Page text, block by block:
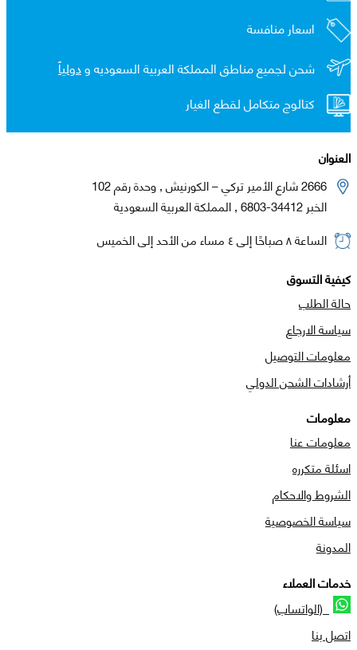
اسعار منافسة
شحن لجميع مناطق المملكة العربية السعوديه ودولياً
كتالوج متكامل لقطع الغيار
العنوان
2666 شارع الأمير تركي – الكورنيش , وحدة رقم 102
الخبر 34412-6803 , المملكة العربية السعودية
الساعة ٨ صباحًا إلى ٤ مساء من الأحد إلى الخميس
كيفية التسوق
حالة الطلب
سياسة الارجاع
معلومات التوصيل
أرشادات الشحن الدولي
معلومات
معلومات عنا
اسئلة متكرره
الشروط والاحكام
سياسة الخصوصية
المدونة
خدمات العملاء
(الواتساب)
اتصل بنا